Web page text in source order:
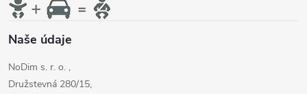
e
Naše údaje
NoDim s. r. o. ,
Družstevná 280/15,